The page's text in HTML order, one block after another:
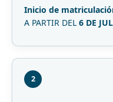
Inicio de
A PARTIR DEL 6 DE
2